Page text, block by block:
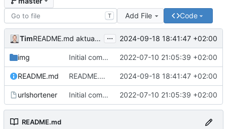
T Add File Code
Tim README.md aktualisiert ... 2024-09-18 18:41:47 +02:00
img Initial commit 2022-07-10 21:05:39 +02:00
README.md README.md aktualisiert 2024-09-18 18:41:47 +02:00
urlshortener Initial commit 2022-07-10 21:05:39 +02:00
README.md